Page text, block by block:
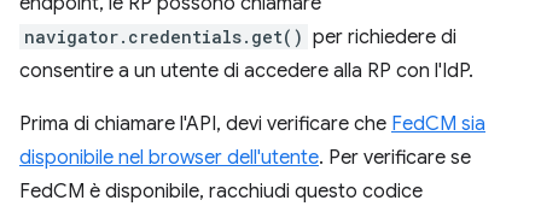
navigator.credentials.get() per richiedere di
consentire a un utente di accedere alla RP con l'IdP.
Prima di chiamare l'API, devi verificare che FedCM sia
disponibile nel browser dell'utente. Per verificare se
FedCM è disponibile, racchiudi questo codice